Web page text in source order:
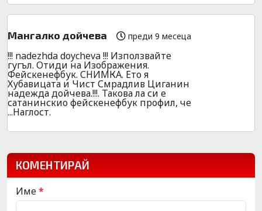
Мангалко дойчева преди 9 месеца
!!! nadezhda doycheva !!! Използвайте
гугъл. Отиди на Изображения.
Фейскенефбук. СНИМКА. Ето я
Хубавицата и Чист Смрадлив Циганин
надежда дойчева.!!!. Такова ла си е
сатанинскио фейскенефбук профил, че
...Наглост.
КОМЕНТИРАЙ
Име*